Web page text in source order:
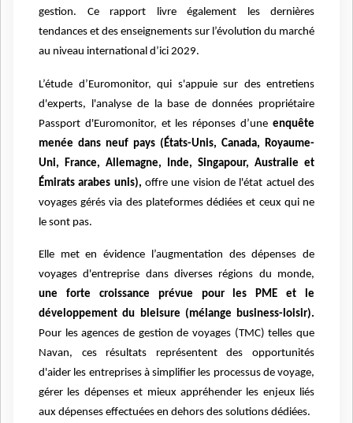
gestion. Ce rapport livre également les dernières
tendances et des enseignements sur l’évolution du marché
au niveau international d’ici 2029.
L’étude d’Euromonitor, qui s'appuie sur des entretiens
d'experts, l'analyse de la base de données propriétaire
Passport d'Euromonitor, et les réponses d’une enquête
menée dans neuf pays (États-Unis, Canada, Royaume-
Uni, France, Allemagne, Inde, Singapour, Australie et
Émirats arabes unis), offre une vision de l'état actuel des
voyages gérés via des plateformes dédiées et ceux qui ne
le sont pas.
Elle met en évidence l’augmentation des dépenses de
voyages d'entreprise dans diverses régions du monde,
une forte croissance prévue pour les PME et le
développement du bleisure (mélange business-loisir).
Pour les agences de gestion de voyages (TMC) telles que
Navan, ces résultats représentent des opportunités
d'aider les entreprises à simplifier les processus de voyage,
gérer les dépenses et mieux appréhender les enjeux liés
aux dépenses effectuées en dehors des solutions dédiées.